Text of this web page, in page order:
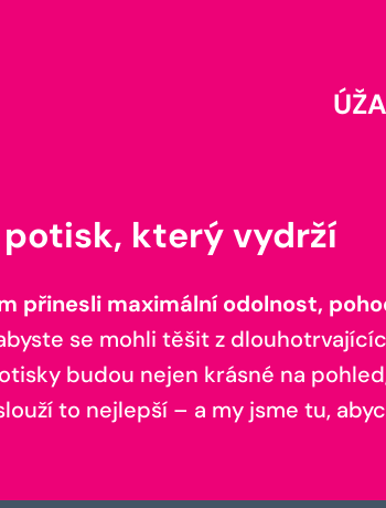
který vydrží
přinesli maximální odolnost,
se mohli těšit z
budou nejen krásné na
to nejlepší – a my jsme tu,